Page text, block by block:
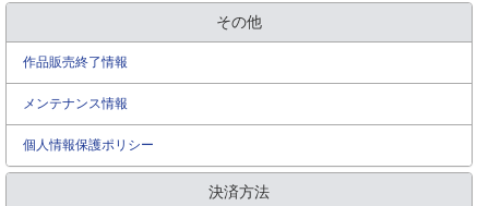
その他
作品販売終了情報
メンテナンス情報
個人情報保護ポリシー
決済方法